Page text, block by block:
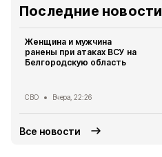
Последние новости
Женщина и мужчина
ранены при атаках ВСУ на
Белгородскую область
СВО Вчера, 22:26
Все новости